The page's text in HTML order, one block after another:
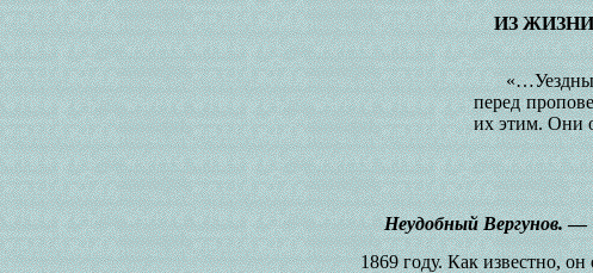
ИЗ
перед
их этим. Они
Неудобный Вергунов.—
1869 году. Как известно,